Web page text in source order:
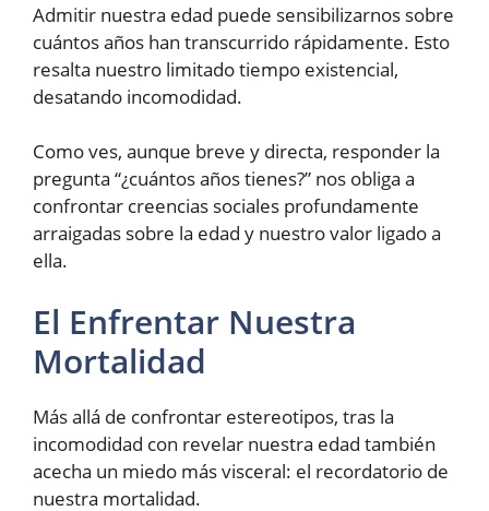
Admitir nuestra edad puede sensibilizarnos sobre
cuántos años han transcurrido rápidamente. Esto
resalta nuestro limitado tiempo existencial,
desatando incomodidad.
Como ves, aunque breve y directa, responder la
pregunta “¿cuántos años tienes?” nos obliga a
confrontar creencias sociales profundamente
arraigadas sobre la edad y nuestro valor ligado a
ella.
El Enfrentar Nuestra
Mortalidad
Más allá de confrontar estereotipos, tras la
incomodidad con revelar nuestra edad también
acecha un miedo más visceral: el recordatorio de
nuestra mortalidad.